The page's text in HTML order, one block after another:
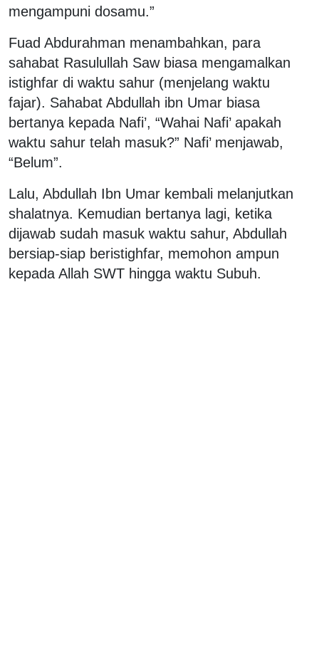
mengampuni dosamu.”
Fuad Abdurahman menambahkan, para
sahabat Rasulullah Saw biasa mengamalkan
istighfar di waktu sahur (menjelang waktu
fajar). Sahabat Abdullah ibn Umar biasa
bertanya kepada Nafi’, “Wahai Nafi’ apakah
waktu sahur telah masuk?” Nafi’ menjawab,
“Belum”.
Lalu, Abdullah Ibn Umar kembali melanjutkan
shalatnya. Kemudian bertanya lagi, ketika
dijawab sudah masuk waktu sahur, Abdullah
bersiap-siap beristighfar, memohon ampun
kepada Allah SWT hingga waktu Subuh.